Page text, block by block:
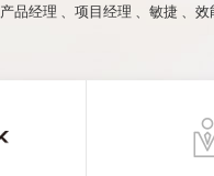
产品经理 、项目经理 、敏捷 、效